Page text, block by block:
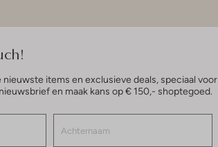
nieuwste items en exclusieve deals, speciaal voor
en maak kans op € 150,- shoptegoed.